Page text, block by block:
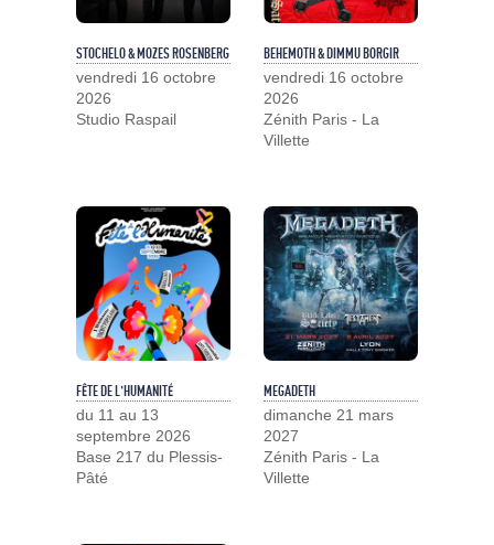
STOCHELO & MOZES ROSENBERG
vendredi 16 octobre
2026
Studio Raspail
BEHEMOTH & DIMMU BORGIR
vendredi 16 octobre
2026
Zénith Paris - La
Villette
FÊTE DE L'HUMANITÉ
du 11 au 13
septembre 2026
Base 217 du Plessis-
Pâté
MEGADETH
dimanche 21 mars
2027
Zénith Paris - La
Villette